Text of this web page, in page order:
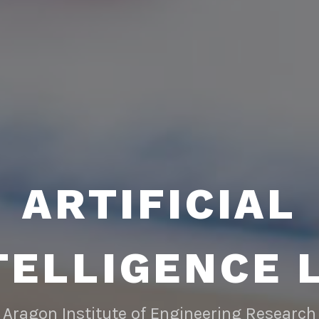
ARTIFICIAL
Aragon Institute of Engineering Research